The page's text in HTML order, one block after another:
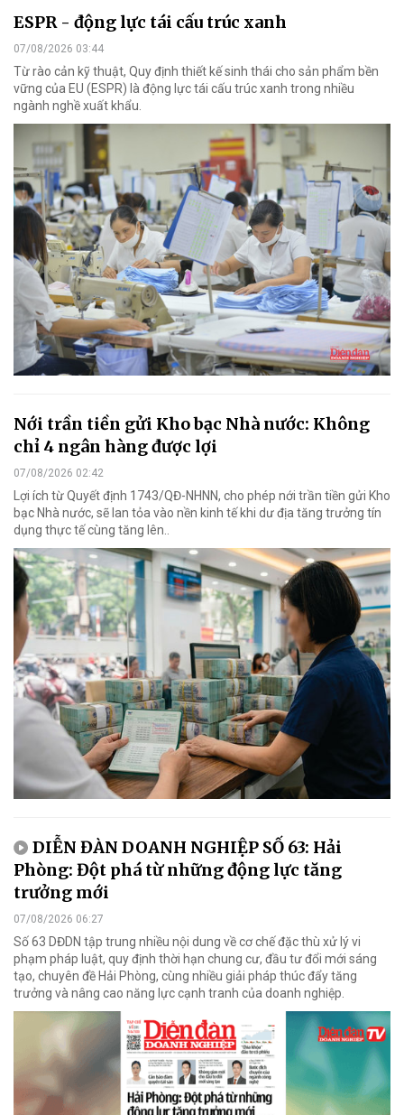
ESPR - động lực tái cấu trúc xanh
07/08/2026 03:44
Từ rào cản kỹ thuật, Quy định thiết kế sinh thái cho sản phẩm bền
vững của EU (ESPR) là động lực tái cấu trúc xanh trong nhiều
ngành nghề xuất khẩu.
Nới trần tiền gửi Kho bạc Nhà nước: Không
chỉ 4 ngân hàng được lợi
07/08/2026 02:42
Lợi ích từ Quyết định 1743/QĐ-NHNN, cho phép nới trần tiền gửi Kho
bạc Nhà nước, sẽ lan tỏa vào nền kinh tế khi dư địa tăng trưởng tín
dụng thực tế cùng tăng lên..
DIỄN ĐÀN DOANH NGHIỆP SỐ 63: Hải
Phòng: Đột phá từ những động lực tăng
trưởng mới
07/08/2026 06:27
Số 63 DĐDN tập trung nhiều nội dung về cơ chế đặc thù xử lý vi
phạm pháp luật, quy định thời hạn chung cư, đầu tư đổi mới sáng
tạo, chuyên đề Hải Phòng, cùng nhiều giải pháp thúc đẩy tăng
trưởng và nâng cao năng lực cạnh tranh của doanh nghiệp.